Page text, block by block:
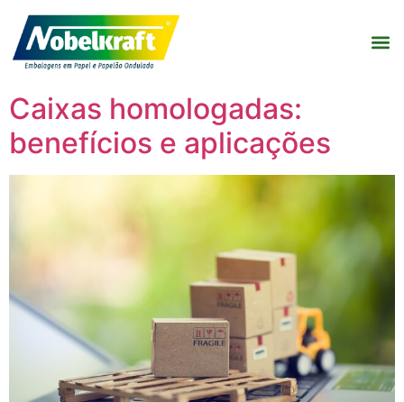
Caixas homologadas:
benefícios e aplicações